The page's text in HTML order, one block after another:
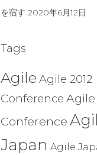
を宿す 2020年6月12日
Tags
Agile Agile 2012
Conference Agile
Conference
Japan Agile